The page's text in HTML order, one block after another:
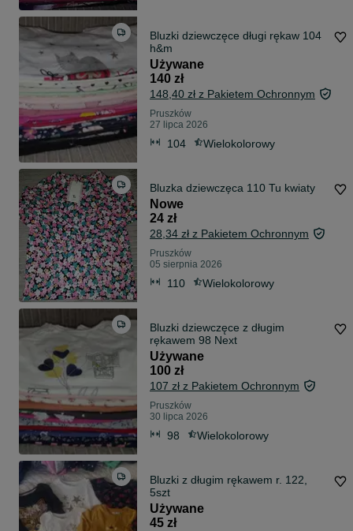
Bluzki dziewczęce długi rękaw 104
h&m
Używane
140 zł
148,40 zł z Pakietem Ochronnym
Pruszków
27 lipca 2026
104 Wielokolorowy
Bluzka dziewczęca 110 Tu kwiaty
Nowe
24 zł
28,34 zł z Pakietem Ochronnym
Pruszków
05 sierpnia 2026
110 Wielokolorowy
Bluzki dziewczęce z długim
rękawem 98 Next
Używane
100 zł
107 zł z Pakietem Ochronnym
Pruszków
30 lipca 2026
98 Wielokolorowy
Bluzki z długim rękawem r. 122,
5szt
Używane
45 zł